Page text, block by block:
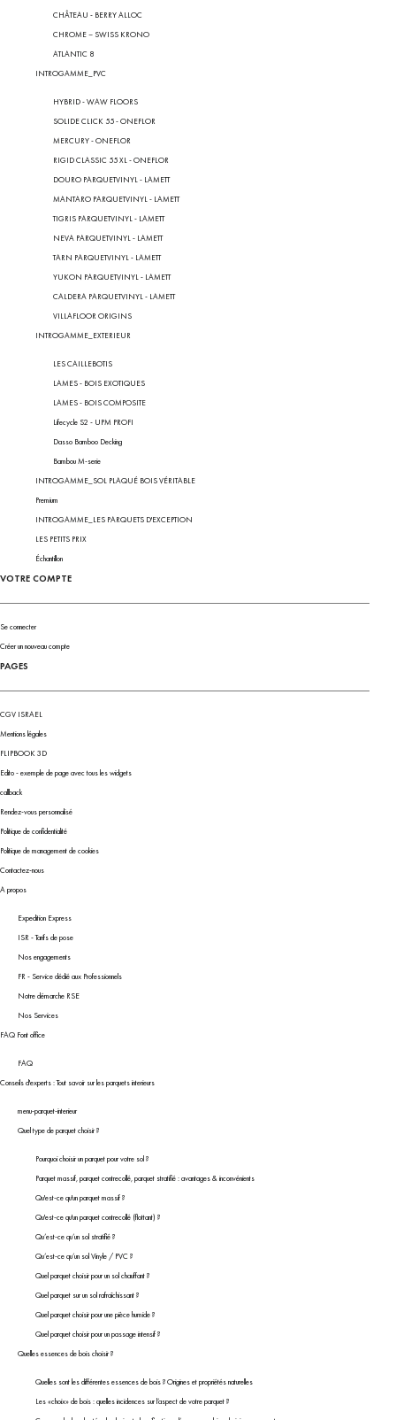
CHÂTEAU - BERRY ALLOC
CHROME – SWISS KRONO
ATLANTIC 8
INTROGAMME_PVC
HYBRID - WAW FLOORS
SOLIDE CLICK 55 - ONEFLOR
MERCURY - ONEFLOR
RIGID CLASSIC 55 XL - ONEFLOR
DOURO PARQUETVINYL - LAMETT
MANTARO PARQUETVINYL - LAMETT
TIGRIS PARQUETVINYL - LAMETT
NEVA PARQUETVINYL - LAMETT
TARN PARQUETVINYL - LAMETT
YUKON PARQUETVINYL - LAMETT
CALDERA PARQUETVINYL - LAMETT
VILLAFLOOR ORIGINS
INTROGAMME_EXTERIEUR
LES CAILLEBOTIS
LAMES - BOIS EXOTIQUES
LAMES - BOIS COMPOSITE
Lifecycle S2 - UPM PROFI
Dasso Bamboo Decking
Bambou M-serie
INTROGAMME_SOL PLAQUÉ BOIS VÉRITABLE
Premium
INTROGAMME_LES PARQUETS D'EXCEPTION
LES PETITS PRIX
Échantillon
VOTRE COMPTE
Se connecter
Créer un nouveau compte
PAGES
CGV ISRAEL
Mentions légales
FLIPBOOK 3D
Edito - exemple de page avec tous les widgets
callback
Rendez-vous personnalisé
Politique de confidentialité
Politique de management de cookies
Contactez-nous
A propos
Expedition Express
ISR - Tarifs de pose
Nos engagements
FR - Service dédié aux Professionnels
Notre démarche RSE
Nos Services
FAQ Font office
FAQ
Conseils d'experts : Tout savoir sur les parquets interieurs
menu-parquet-interieur
Quel type de parquet choisir ?
Pourquoi choisir un parquet pour votre sol ?
Parquet massif, parquet contrecollé, parquet stratifié : avantages & inconvénients
Qu'est-ce qu'un parquet massif ?
Qu'est-ce qu'un parquet contrecollé (flottant) ?
Qu’est-ce qu’un sol stratifié ?
Qu’est-ce qu’un sol Vinyle / PVC ?
Quel parquet choisir pour un sol chauffant ?
Quel parquet sur un sol rafraîchissant ?
Quel parquet choisir pour une pièce humide ?
Quel parquet choisir pour un passage intensif ?
Quelles essences de bois choisir ?
Quelles sont les différentes essences de bois ? Origines et propriétés naturelles
Les «choix» de bois : quelles incidences sur l’aspect de votre parquet ?